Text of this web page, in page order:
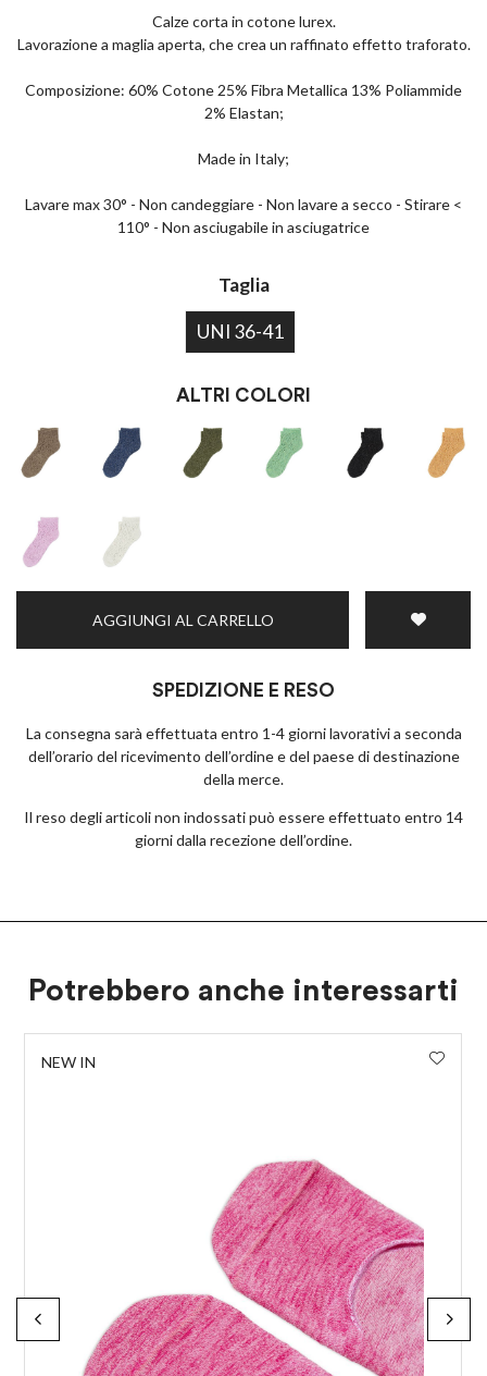
Calze corta in cotone lurex.
Lavorazione a maglia aperta, che crea un raffinato effetto traforato.
Composizione: 60% Cotone 25% Fibra Metallica 13% Poliammide
2% Elastan;
Made in Italy;
Lavare max 30° - Non candeggiare - Non lavare a secco - Stirare <
110° - Non asciugabile in asciugatrice
Taglia
UNI 36-41
ALTRI COLORI
AGGIUNGI AL CARRELLO
SPEDIZIONE E RESO
La consegna sarà effettuata entro 1-4 giorni lavorativi a seconda
dell’orario del ricevimento dell’ordine e del paese di destinazione
della merce.
Il reso degli articoli non indossati può essere effettuato entro 14
giorni dalla recezione dell’ordine.
Potrebbero anche interessarti
NEW IN